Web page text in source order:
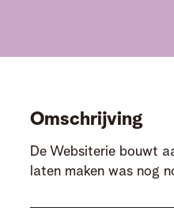
Omschrijving
De Websiterie bouwt
laten maken was nog